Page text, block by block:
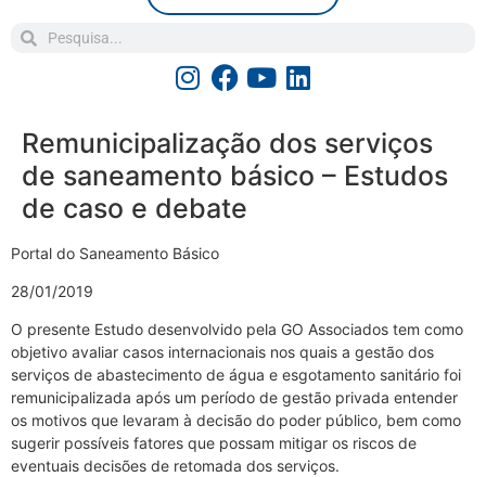
Remunicipalização dos serviços
de saneamento básico – Estudos
de caso e debate
Portal do Saneamento Básico
28/01/2019
O presente Estudo desenvolvido pela GO Associados tem como
objetivo avaliar casos internacionais nos quais a gestão dos
serviços de abastecimento de água e esgotamento sanitário foi
remunicipalizada após um período de gestão privada entender
os motivos que levaram à decisão do poder público, bem como
sugerir possíveis fatores que possam mitigar os riscos de
eventuais decisões de retomada dos serviços.